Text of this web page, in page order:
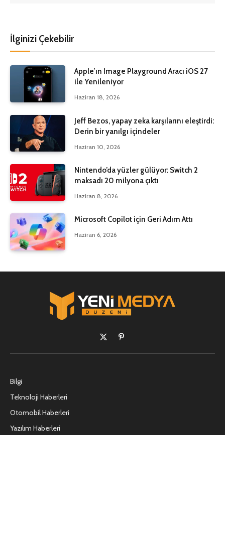
İlginizi Çekebilir
Apple’ın Image Playground Aracı iOS 27
ile Yenileniyor
Haziran 18, 2026
Jeff Bezos, yapay zeka karşılarını eleştirdi:
Derin bir yanılgı içindeler
Haziran 10, 2026
Nintendo’da yüzler gülüyor: Switch 2
maksadı 20 milyona çıktı
Haziran 8, 2026
Microsoft Copilot için Geri Adım Attı
Haziran 6, 2026
X
(Twitter)
Pinterest'in
Bilgi
Teknoloji Haberleri
Otomobil Haberleri
Yazılım Haberleri